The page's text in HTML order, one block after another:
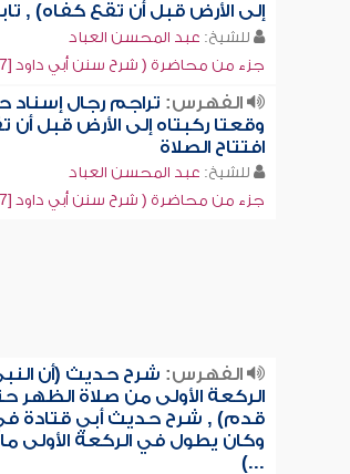
إلى الأرض قبل أن تقع كفاه) ,
للشيخ: عبد المحسن العباد
جزء من محاضرة ( شرح سنن أبي داود [097])
الفهرس: تراجم رجال
وقعتا ركبتاه إلى الأرض قبل أن
افتتاح الصلاة
للشيخ: عبد المحسن العباد
جزء من محاضرة ( شرح سنن أبي داود [097])
الفهرس: شرح حديث (أن
الركعة الأولى من صلاة الظهر
قدم) , شرح حديث أبي قتادة
وكان يطول في الركعة الأولى ما
...)